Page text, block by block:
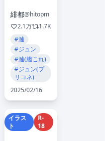
緋都@hitopm
2.1万
1.7K
#漣
#ジュン
#漣(艦これ)
#ジュン(プ
リコネ)
2025/02/16
イラス
ト
R-
18